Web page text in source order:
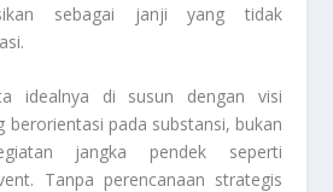
sebagai janji yang tidak
idealnya di susun dengan visi
berorientasi pada substansi, bukan
jangka pendek seperti
Tanpa perencanaan strategis